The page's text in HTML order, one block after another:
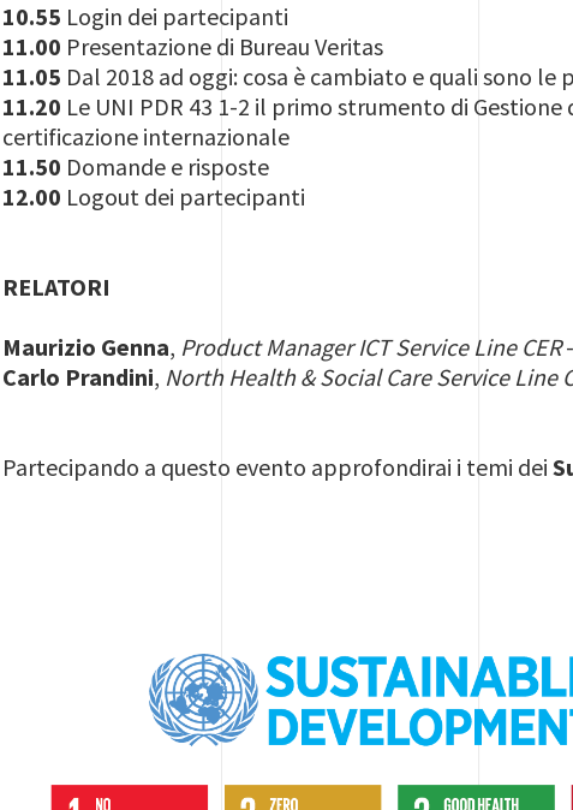
10.55 Login dei partecipanti
11.00 Presentazione di Bureau Veritas
11.05 Dal 2018 ad oggi: cosa è cambiato e quali sono
11.20 Le UNI PDR 43 1-2 il primo strumento di
certificazione internazionale
11.50 Domande e risposte
12.00 Logout dei partecipanti
RELATORI
Maurizio Genna, Product Manager ICT Service Line CER
Carlo Prandini, North Health & Social Care Service Line
Partecipando a questo evento approfondirai i temi dei